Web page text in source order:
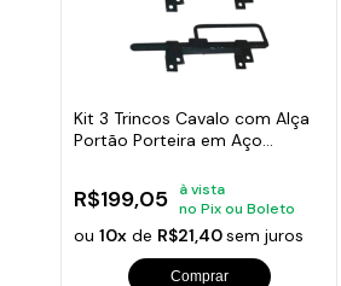
Kit 3 Trincos Cavalo com Alça
Portão Porteira em Aço
R$199,05
à vista
no Pix ou Boleto
ou10x de R$21,40sem juros
Comprar